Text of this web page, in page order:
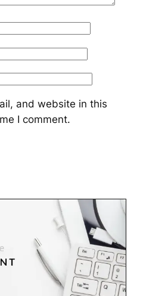
and website in this
I comment.